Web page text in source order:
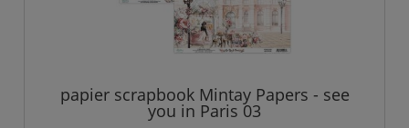
papier scrapbook Mintay Papers - see
you in Paris 03